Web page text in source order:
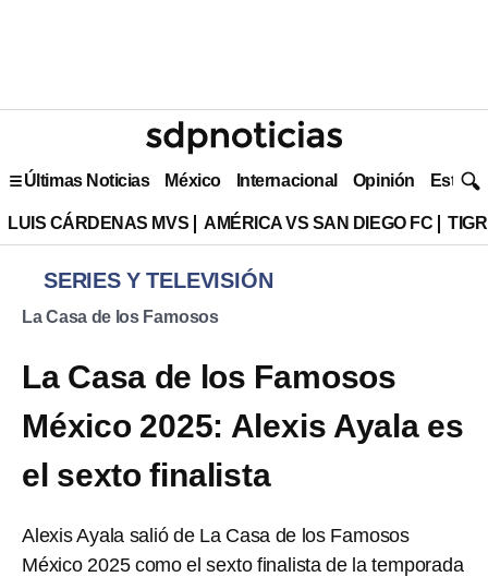
Últimas Noticias México Internacional Opinión Estilo
LUIS CÁRDENAS MVS AMÉRICA VS SAN DIEGO FC
SERIES Y TELEVISIÓN
La Casa de los Famosos
La Casa de los Famosos
México 2025: Alexis Ayala es
el sexto finalista
Alexis Ayala salió de La Casa de los Famosos
México 2025 como el sexto finalista de la temporada